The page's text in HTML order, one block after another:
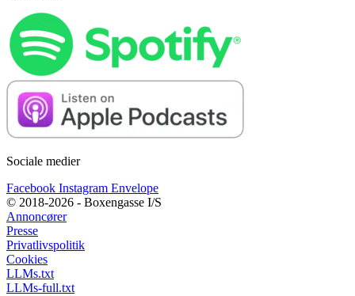
Sociale medier
Facebook Instagram Envelope
© 2018-2026 - Boxengasse I/S
Annoncører
Presse
Privatlivspolitik
Cookies
LLMs.txt
LLMs-full.txt